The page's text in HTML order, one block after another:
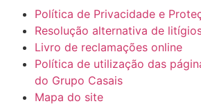
Política de Privacidade e
Resolução alternativa de
Livro de reclamações online
Política de utilização das
do Grupo Casais
Mapa do site